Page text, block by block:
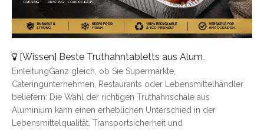
[Wissen] Beste Truthahntabletts aus Aluminium für Catering, Braten und Essenslieferung
EinleitungGanz gleich, ob Sie Supermärkte,
Cateringunternehmen, Restaurants oder Lebensmittelhändler
beliefern: Die Wahl der richtigen Truthahnschale aus
Aluminium kann einen erheblichen Unterschied in der
Lebensmittelqualität, Transportsicherheit und